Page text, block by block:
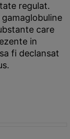
regulat.
care
in
fi declansat